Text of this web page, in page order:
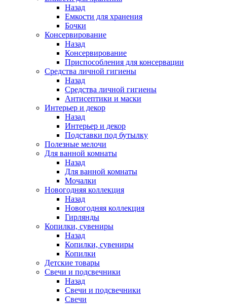
Назад
Емкости для хранения
Бочки
Консервирование
Назад
Консервирование
Приспособления для консервации
Средства личной гигиены
Назад
Средства личной гигиены
Антисептики и маски
Интерьер и декор
Назад
Интерьер и декор
Подставки под бутылку
Полезные мелочи
Для ванной комнаты
Назад
Для ванной комнаты
Мочалки
Новогодняя коллекция
Назад
Новогодняя коллекция
Гирлянды
Копилки, сувениры
Назад
Копилки, сувениры
Копилки
Детские товары
Свечи и подсвечники
Назад
Свечи и подсвечники
Свечи